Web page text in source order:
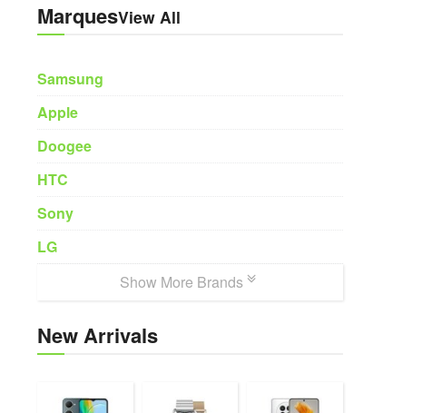
MarquesView All
Samsung
Apple
Doogee
HTC
Sony
LG
Show More Brands
New Arrivals